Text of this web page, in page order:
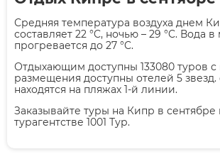
Средняя температура воздуха днем
составляет 22 °C, ночью – 29 °C. Вода
прогревается до 27 °C.
Отдыхающим доступны 133080 туров
размещения доступны отелей 5 звезд.
находятся на пляжах 1-й линии.
Заказывайте туры на Кипр в сентябре
турагентстве 1001 Тур.